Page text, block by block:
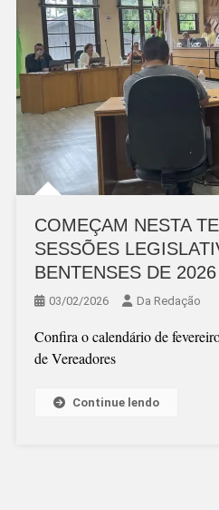
COMEÇAM NESTA
SESSÕES
BENTENSES DE 2026
03/02/2026 Da Redação
Confira o calendário de
de Vereadores
Continue lendo